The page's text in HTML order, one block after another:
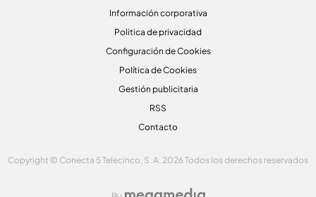
Información corporativa
Politica de privacidad
Configuración de Cookies
Política de Cookies
Gestión publicitaria
RSS
Contacto
Copyright © Conecta 5 Telecinco, S. A. 2026 Todos los derechos reservados